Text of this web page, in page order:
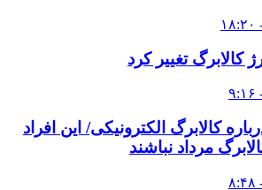
کالابرگ تغییر کرد
کالابرگ الکترونیکی/ این افراد
مرداد نباشند